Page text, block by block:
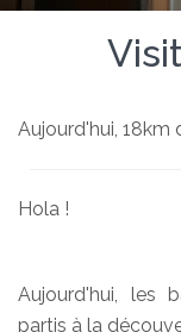
Aujourd'hui, 18km
Hola !
Aujourd'hui, les
partis à la